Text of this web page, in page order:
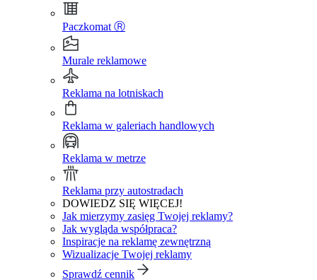
Paczkomat Ⓡ
Murale reklamowe
Reklama na lotniskach
Reklama w galeriach handlowych
Reklama w metrze
Reklama przy autostradach
DOWIEDZ SIĘ WIĘCEJ!
Jak mierzymy zasięg Twojej reklamy?
Jak wygląda współpraca?
Inspiracje na reklamę zewnętrzną
Wizualizacje Twojej reklamy
Sprawdź cennik